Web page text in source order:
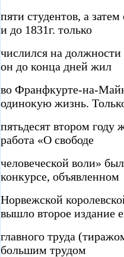
пяти студентов, а
и до 1831г. только
числился на
он до конца дней жил
во Франфкурте-на-
одинокую жизнь.
пятьдесят втором году
работа «О свободе
человеческой воли»
конкурсе, объявленном
Норвежской
вышло второе издание
главного труда
большим трудом